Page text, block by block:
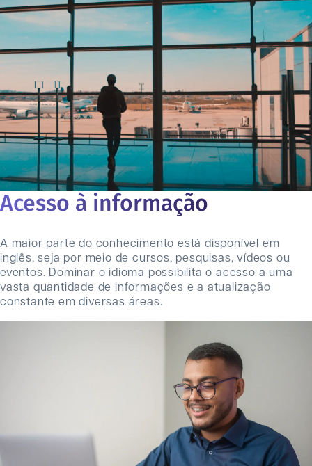
Acesso à informação
A maior parte do conhecimento está disponível em
inglês, seja por meio de cursos, pesquisas, vídeos ou
eventos. Dominar o idioma possibilita o acesso a uma
vasta quantidade de informações e a atualização
constante em diversas áreas.